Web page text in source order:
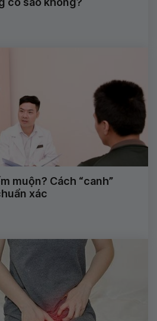
muộn? Cách “canh”
xác